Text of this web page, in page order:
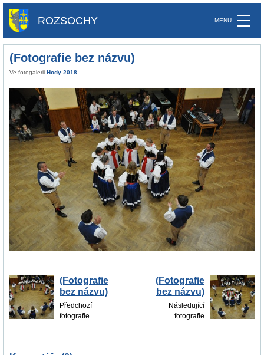
ROZSOCHY
(Fotografie bez názvu)
Ve fotogalerii Hody 2018
(Fotografie
bez názvu)
Předchozí
fotografie
(Fotografie
bez názvu)
Následující
fotografie